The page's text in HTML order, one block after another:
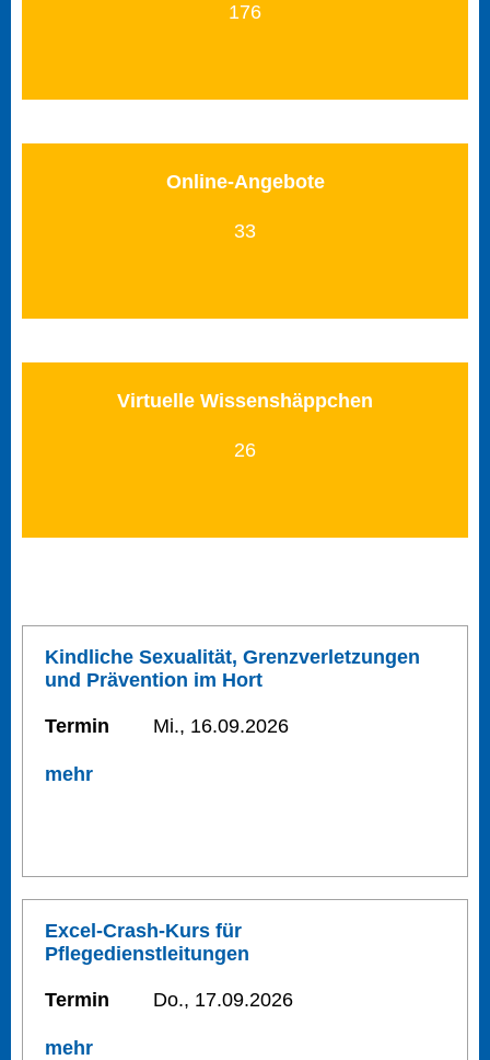
176
Online-Angebote
33
Virtuelle Wissenshäppchen
26
Kindliche Sexualität, Grenzverletzungen
und Prävention im Hort
Termin Mi., 16.09.2026
mehr
Excel-Crash-Kurs für
Pflegedienstleitungen
Termin Do., 17.09.2026
mehr